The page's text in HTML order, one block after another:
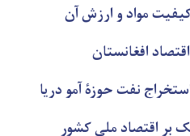
مواد و ارزش آن
افغانستان
نفت حوزۀ آمو دریا
بر اقتصاد ملی کشور